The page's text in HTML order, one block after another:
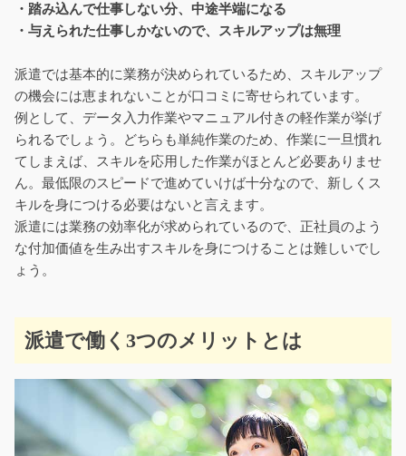
・踏み込んで仕事しない分、中途半端になる
・与えられた仕事しかないので、スキルアップは無理
派遣では基本的に業務が決められているため、スキルアップ
の機会には恵まれないことが口コミに寄せられています。
例として、データ入力作業やマニュアル付きの軽作業が挙げ
られるでしょう。どちらも単純作業のため、作業に一旦慣れ
てしまえば、スキルを応用した作業がほとんど必要ありませ
ん。最低限のスピードで進めていけば十分なので、新しくス
キルを身につける必要はないと言えます。
派遣には業務の効率化が求められているので、正社員のよう
な付加価値を生み出すスキルを身につけることは難しいでし
ょう。
派遣で働く3つのメリットとは